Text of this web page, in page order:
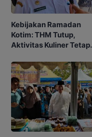
Kebijakan Ramadan
Kotim: THM Tutup,
Aktivitas Kuliner Tetap